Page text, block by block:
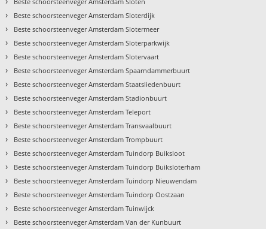
› Beste schoorsteenveger Amsterdam Sloterdijk
› Beste schoorsteenveger Amsterdam Slotermeer
› Beste schoorsteenveger Amsterdam Sloterparkwijk
› Beste schoorsteenveger Amsterdam Slotervaart
› Beste schoorsteenveger Amsterdam Spaarndammerbuurt
› Beste schoorsteenveger Amsterdam Staatsliedenbuurt
› Beste schoorsteenveger Amsterdam Stadionbuurt
› Beste schoorsteenveger Amsterdam Teleport
› Beste schoorsteenveger Amsterdam Transvaalbuurt
› Beste schoorsteenveger Amsterdam Trompbuurt
› Beste schoorsteenveger Amsterdam Tuindorp Buiksloot
› Beste schoorsteenveger Amsterdam Tuindorp Buiksloterham
› Beste schoorsteenveger Amsterdam Tuindorp Nieuwendam
› Beste schoorsteenveger Amsterdam Tuindorp Oostzaan
› Beste schoorsteenveger Amsterdam Tuinwijck
› Beste schoorsteenveger Amsterdam Van der Kunbuurt